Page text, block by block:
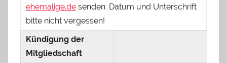
ehemalige.desenden. Datum und Unterschrift
bitte nicht vergessen!
Kündigung der
Mitgliedschaft